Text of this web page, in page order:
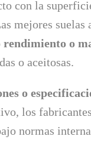
con la
mejores suelas
rendimiento o
o aceitosas.
o
los
normas